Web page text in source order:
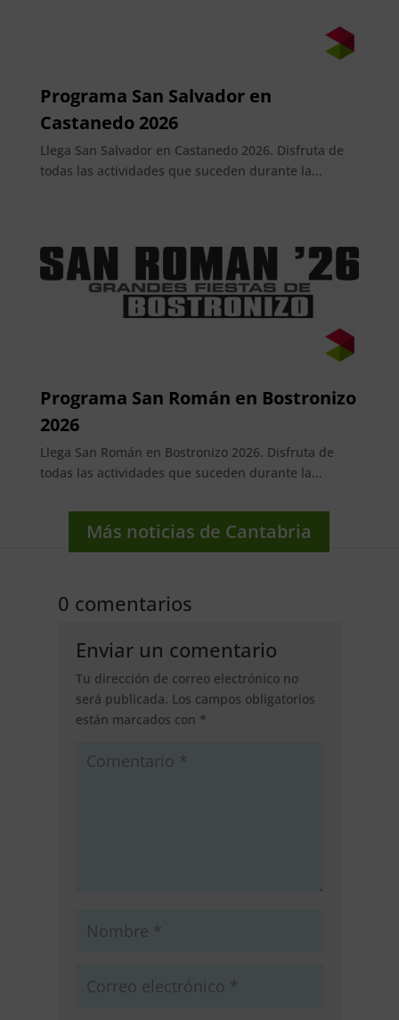
Programa San Salvador en
Castanedo 2026
Llega San Salvador en Castanedo 2026. Disfruta de
todas las actividades que suceden durante la...
Programa San Román en Bostronizo
2026
Llega San Román en Bostronizo 2026. Disfruta de
todas las actividades que suceden durante la...
Más noticias de Cantabria
0 comentarios
Enviar un comentario
Tu dirección de correo electrónico no
será publicada. Los campos obligatorios
están marcados con *